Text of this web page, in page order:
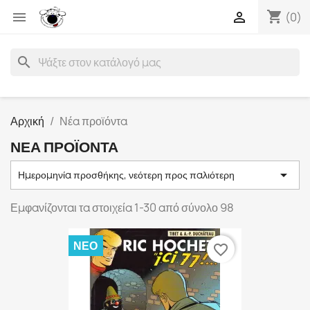
 shopping_cart (0)

search
Αρχική Νέα προϊόντα
ΝΈΑ ΠΡΟΪΌΝΤΑ
Ημερομηνία προσθήκης, νεότερη προς παλιότερη 
Εμφανίζονται τα στοιχεία 1-30 από σύνολο 98
ΝΈΟ favorite_border